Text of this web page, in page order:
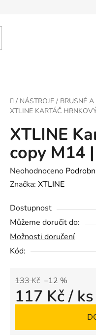
DOMŮ
/ NÁSTROJE / BRUSNÉ A
XTLINE KARTÁČ
XTLINE
copy M14
Průměrné
hodnocení
je
0,0
z
5
Neohodnoceno
Značka: XTLINE
Dostupnost
Můžeme doručit do:
Možnosti doručení
Kód:
133 Kč –12 %
117 Kč/ ks